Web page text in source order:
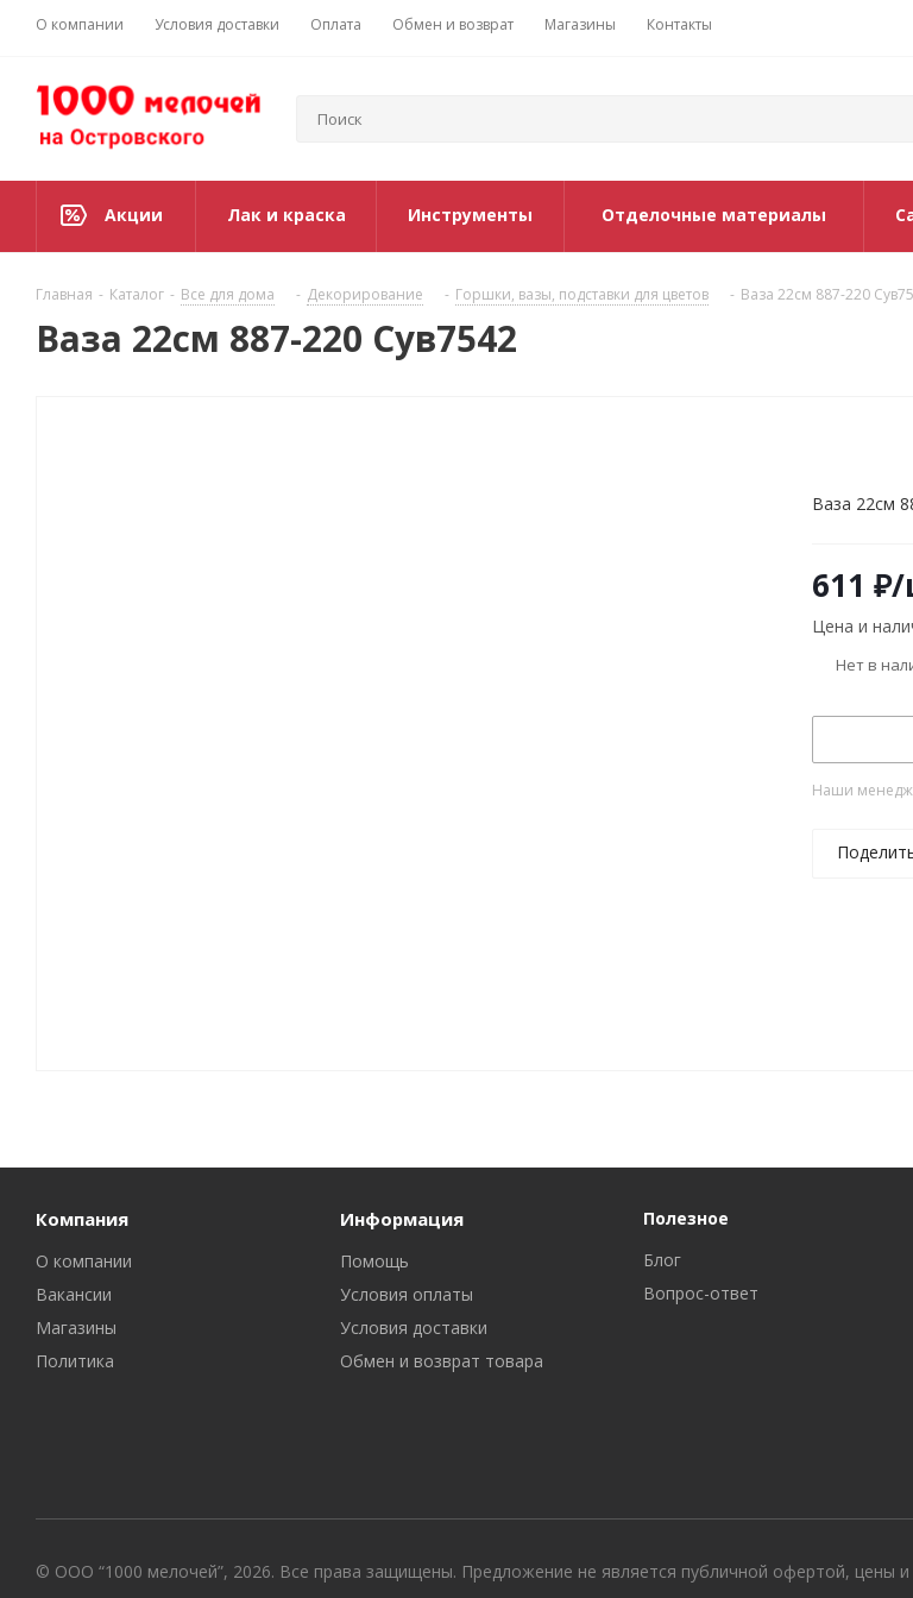
О компании Условия доставки Оплата Обмен и возврат Магазины Контакты
Акции Лак и краска Инструменты Отделочные материалы
Главная - Каталог - Все для дома - Декорирование - Горшки, вазы, подставки для цветов - Ваза 22см 887-220
Ваза 22см 887-220 Сув7542
Ваза 22см
611 ₽/
Цена и
Нет в
Наши
Компания
О компании
Вакансии
Магазины
Политика
Информация
Помощь
Условия оплаты
Условия доставки
Обмен и возврат товара
Полезное
Блог
Вопрос-ответ
© ООО “1000 мелочей”, 2026. Все права защищены. Предложение не является публичной офертой, цены